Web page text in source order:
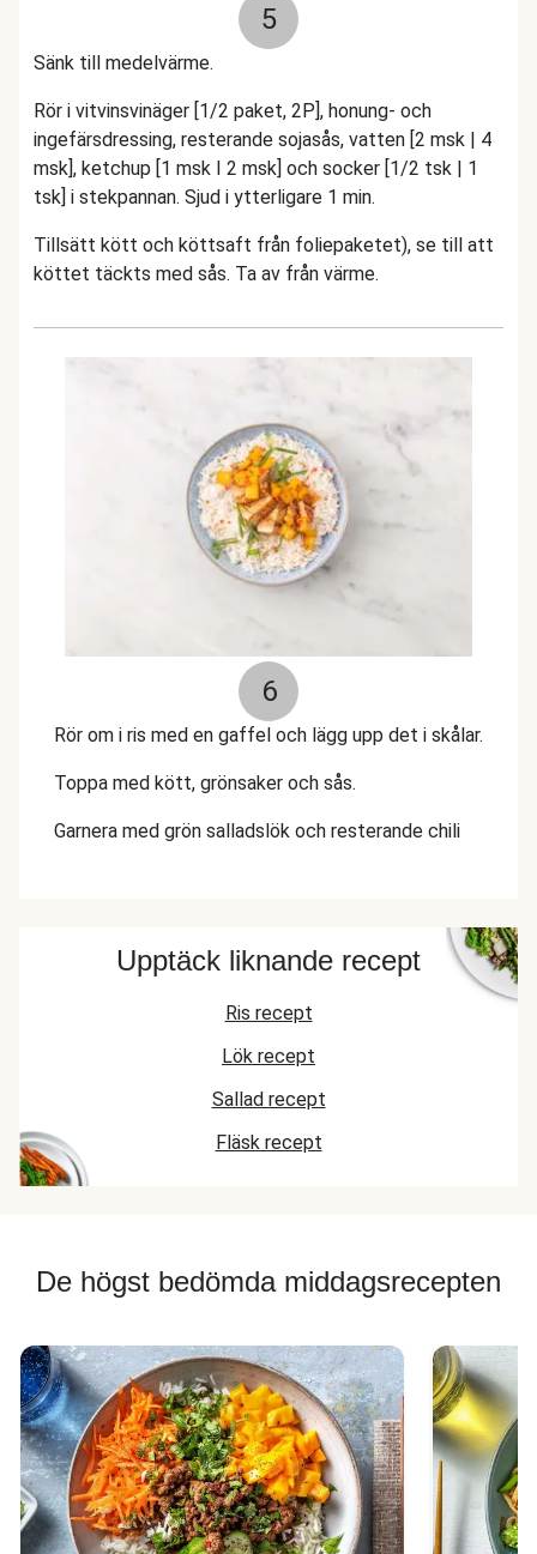
5
Sänk till medelvärme.
Rör i vitvinsvinäger [1/2 paket, 2P], honung- och
ingefärsdressing, resterande sojasås, vatten [2 msk | 4
msk], ketchup [1 msk I 2 msk] och socker [1/2 tsk | 1
tsk] i stekpannan. Sjud i ytterligare 1 min.
Tillsätt kött och köttsaft från foliepaketet), se till att
köttet täckts med sås. Ta av från värme.
6
Rör om i ris med en gaffel och lägg upp det i skålar.
Toppa med kött, grönsaker och sås.
Garnera med grön salladslök och resterande chili
Upptäck liknande recept
Ris recept
Lök recept
Sallad recept
Fläsk recept
De högst bedömda middagsrecepten